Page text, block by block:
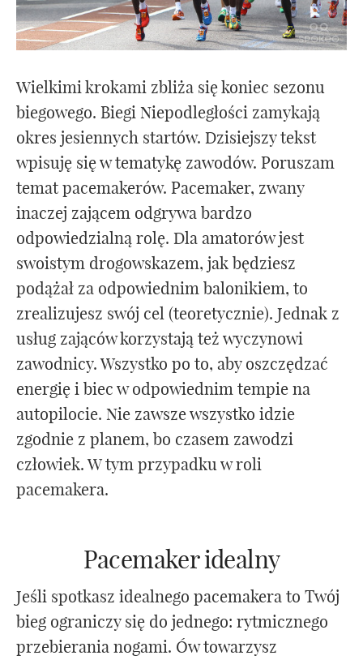
Wielkimi krokami zbliża się koniec sezonu
biegowego. Biegi Niepodległości zamykają
okres jesiennych startów. Dzisiejszy tekst
wpisuję się w tematykę zawodów. Poruszam
temat pacemakerów. Pacemaker, zwany
inaczej zającem odgrywa bardzo
odpowiedzialną rolę. Dla amatorów jest
swoistym drogowskazem, jak będziesz
podążał za odpowiednim balonikiem, to
zrealizujesz swój cel (teoretycznie). Jednak z
usług zająców korzystają też wyczynowi
zawodnicy. Wszystko po to, aby oszczędzać
energię i biec w odpowiednim tempie na
autopilocie. Nie zawsze wszystko idzie
zgodnie z planem, bo czasem zawodzi
człowiek. W tym przypadku w roli
pacemakera.
Pacemaker idealny
Jeśli spotkasz idealnego pacemakera to Twój
bieg ograniczy się do jednego: rytmicznego
przebierania nogami. Ów towarzysz